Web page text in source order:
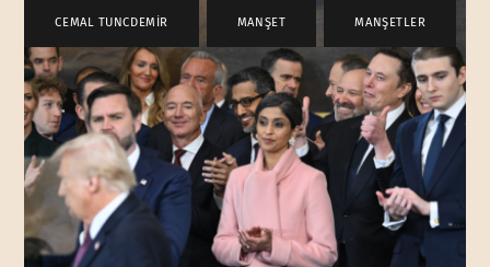
CEMAL TUNCDEMİR MANŞET MANŞETLER